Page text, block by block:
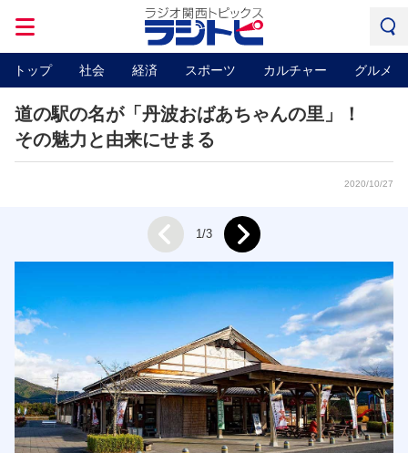
トップ 社会 経済 スポーツ カルチャー グルメ
道の駅の名が「丹波おばあちゃんの里」！
その魅力と由来にせまる
2020/10/27
Prev 1/3 Next